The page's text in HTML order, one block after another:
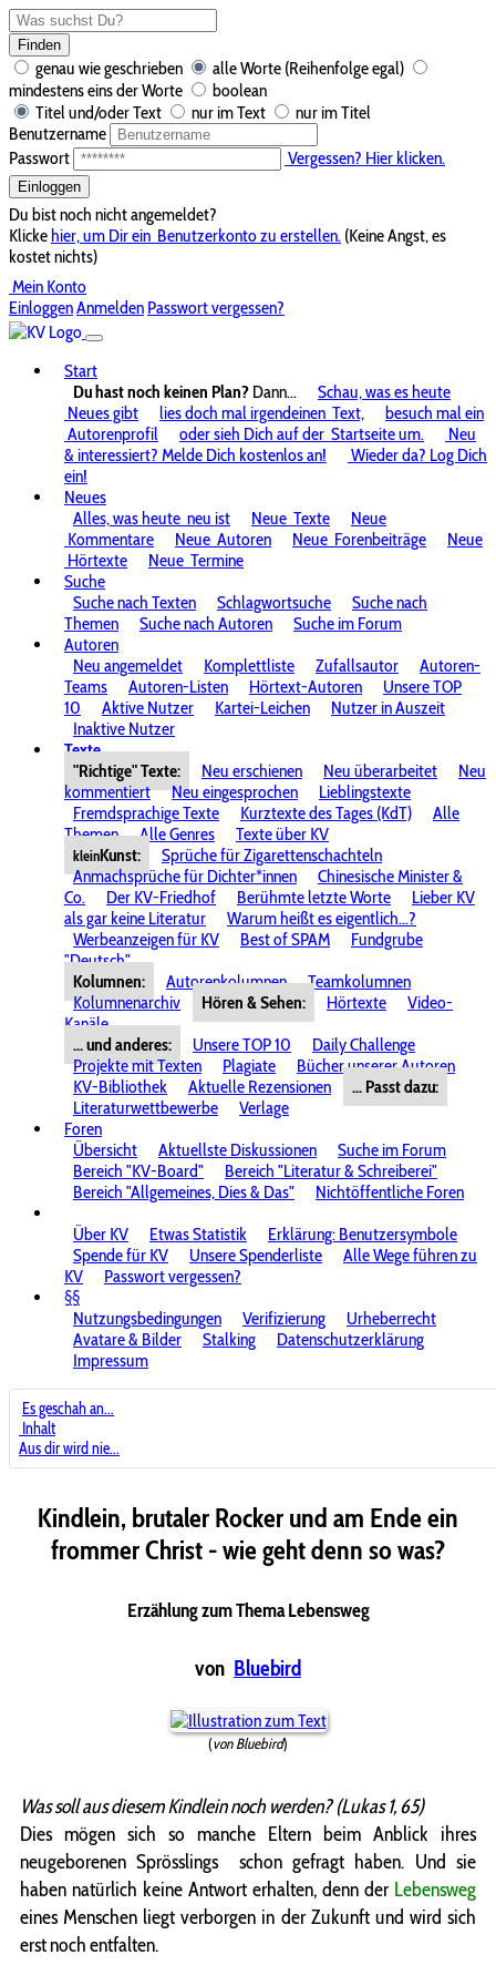
Finden
genau wie geschrieben
alle Worte (Reihenfolge egal)
mindestens eins der Worte
boolean
Titel und/oder Text
nur im Text
nur im Titel
Benutzername
Passwort
Vergessen? Hier klicken.
Einloggen
Du bist noch nicht angemeldet?
Klickehier, um Dir ein Benutzerkonto zu erstellen. (Keine Angst, es
kostet nichts)
Mein Konto
EinloggenAnmelden Passwort vergessen?
Start
Du hast noch keinen Plan? Dann...
Schau, was es heute
Neues gibt
lies doch mal irgendeinen Text,
besuch mal ein
Autorenprofil
oder sieh Dich auf der Startseite um.
Neu
& interessiert? Melde Dich kostenlos an!
Wieder da? Log Dich
ein!
Neues
Alles, was heute neu ist Neue Texte
Neue
Kommentare
Neue Autoren Neue Forenbeiträge
Neue
Hörtexte
Neue Termine
Suche
Suche nach Texten
Schlagwortsuche
Suche nach
Themen
Suche nach Autoren
Suche im Forum
Autoren
Neu angemeldet
Komplettliste Zufallsautor
Autoren-
Teams
Autoren-Listen Hörtext-Autoren
Unsere TOP
10
Aktive Nutzer Kartei-Leichen
Nutzer in Auszeit
Inaktive Nutzer
Texte
"Richtige" Texte:
Neu erschienen Neu überarbeitet
Neu
kommentiert
Neu eingesprochen
Lieblingstexte
Fremdsprachige Texte
Kurztexte des Tages (KdT)
Alle
Themen
Alle Genres Texte über KV
kleinKunst:
Sprüche für Zigarettenschachteln
Anmachsprüche für Dichter*innen
Chinesische Minister &
Co.
Der KV-Friedhof Berühmte letzte Worte
Lieber KV
als gar keine Literatur
Warum heißt es eigentlich...?
Werbeanzeigen für KV
Best of SPAM
Fundgrube
"Deutsch"
Kolumnen:
Autorenkolumnen
Teamkolumnen
Kolumnenarchiv
Hören & Sehen: Hörtexte
Video-
Kanäle
... und anderes:
Unsere TOP 10
Daily Challenge
Projekte mit Texten
Plagiate
Bücher unserer Autoren
KV-Bibliothek
Aktuelle Rezensionen
... Passt dazu:
Literaturwettbewerbe
Verlage
Foren
Übersicht
Aktuellste Diskussionen
Suche im Forum
Bereich "KV-Board"
Bereich "Literatur & Schreiberei"
Bereich "Allgemeines, Dies & Das"
Nichtöffentliche Foren
Über KV
Etwas Statistik
Erklärung: Benutzersymbole
Spende für KV
Unsere Spenderliste
Alle Wege führen zu
KV
Passwort vergessen?
§§
Nutzungsbedingungen
Verifizierung
Urheberrecht
Avatare & Bilder
Stalking
Datenschutzerklärung
Impressum
Es geschah an...
Inhalt
Aus dir wird nie...
Kindlein, brutaler Rocker und am Ende ein
frommer Christ - wie geht denn so was?
Erzählung zum Thema Lebensweg
von Bluebird
(von Bluebird)
Was soll aus diesem Kindlein noch werden? (Lukas 1, 65)
Dies mögen sich so manche Eltern beim Anblick ihres
neugeborenen Sprösslings schon gefragt haben. Und sie
haben natürlich keine Antwort erhalten, denn der Lebensweg
eines Menschen liegt verborgen in der Zukunft und wird sich
erst noch entfalten.